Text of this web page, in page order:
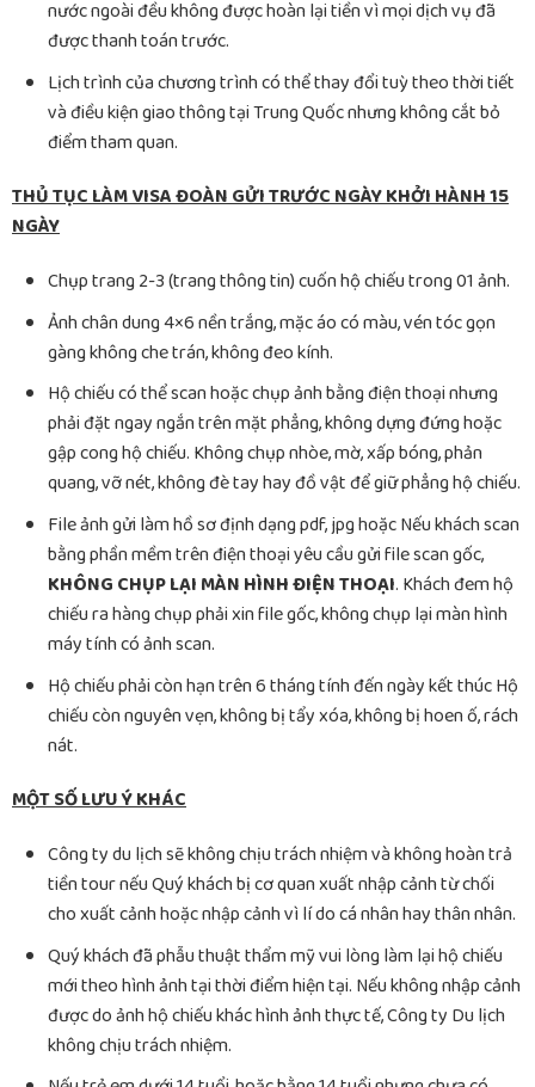
nước ngoài đều không được hoàn lại tiền vì mọi dịch vụ đã
được thanh toán trước.
Lịch trình của chương trình có thể thay đổi tuỳ theo thời tiết
và điều kiện giao thông tại Trung Quốc nhưng không cắt bỏ
điểm tham quan.
THỦ TỤC LÀM VISA ĐOÀN GỬI TRƯỚC NGÀY KHỞI HÀNH 15
NGÀY
Chụp trang 2-3 (trang thông tin) cuốn hộ chiếu trong 01 ảnh.
Ảnh chân dung 4×6 nền trắng, mặc áo có màu, vén tóc gọn
gàng không che trán, không đeo kính.
Hộ chiếu có thể scan hoặc chụp ảnh bằng điện thoại nhưng
phải đặt ngay ngắn trên mặt phẳng, không dựng đứng hoặc
gập cong hộ chiếu. Không chụp nhòe, mờ, xấp bóng, phản
quang, vỡ nét, không đè tay hay đồ vật để giữ phẳng hộ chiếu.
File ảnh gửi làm hồ sơ định dạng pdf, jpg hoặc Nếu khách scan
bằng phần mềm trên điện thoại yêu cầu gửi file scan gốc,
KHÔNG CHỤP LẠI MÀN HÌNH ĐIỆN THOẠI. Khách đem hộ
chiếu ra hàng chụp phải xin file gốc, không chụp lại màn hình
máy tính có ảnh scan.
Hộ chiếu phải còn hạn trên 6 tháng tính đến ngày kết thúc Hộ
chiếu còn nguyên vẹn, không bị tẩy xóa, không bị hoen ố, rách
nát.
MỘT SỐ LƯU Ý KHÁC
Công ty du lịch sẽ không chịu trách nhiệm và không hoàn trả
tiền tour nếu Quý khách bị cơ quan xuất nhập cảnh từ chối
cho xuất cảnh hoặc nhập cảnh vì lí do cá nhân hay thân nhân.
Quý khách đã phẫu thuật thẩm mỹ vui lòng làm lại hộ chiếu
mới theo hình ảnh tại thời điểm hiện tại. Nếu không nhập cảnh
được do ảnh hộ chiếu khác hình ảnh thực tế, Công ty Du lịch
không chịu trách nhiệm.